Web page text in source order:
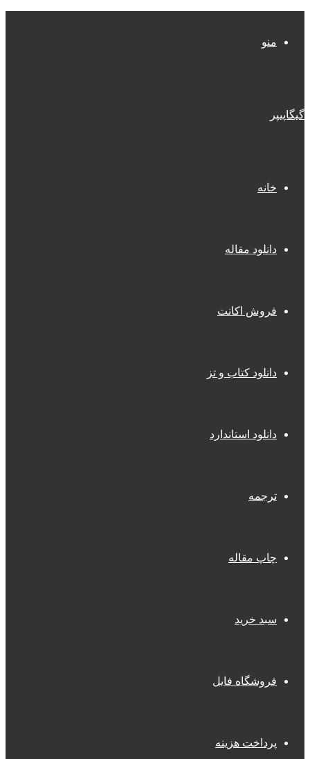
منو
گیگاپیپر
خانه
دانلود مقاله
فروش اکانت
دانلود کتاب و تز
دانلود استاندارد
ترجمه
چاپ مقاله
سبد خرید
فروشگاه فایل
پرداخت هزینه